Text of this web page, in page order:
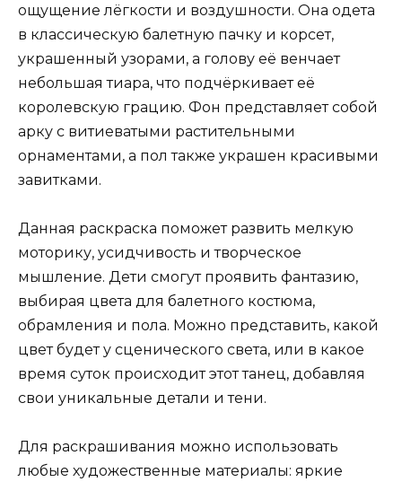
ощущение лёгкости и воздушности. Она одета
в классическую балетную пачку и корсет,
украшенный узорами, а голову её венчает
небольшая тиара, что подчёркивает её
королевскую грацию. Фон представляет собой
арку с витиеватыми растительными
орнаментами, а пол также украшен красивыми
завитками.
Данная раскраска поможет развить мелкую
моторику, усидчивость и творческое
мышление. Дети смогут проявить фантазию,
выбирая цвета для балетного костюма,
обрамления и пола. Можно представить, какой
цвет будет у сценического света, или в какое
время суток происходит этот танец, добавляя
свои уникальные детали и тени.
Для раскрашивания можно использовать
любые художественные материалы: яркие